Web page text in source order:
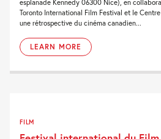
esplanade Kennedy 06300 Nice), en
Toronto International Film Festival et le
une rétrospective du cinéma canadien...
LEARN MORE
FILM